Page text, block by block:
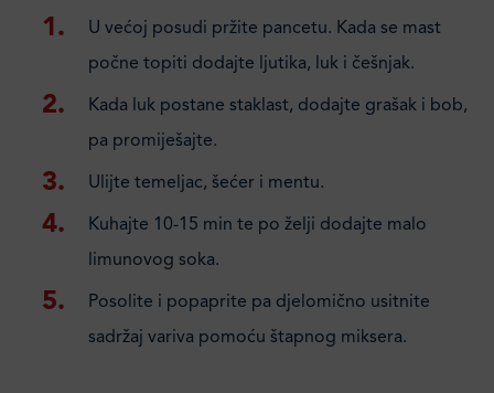
U većoj posudi pržite pancetu. Kada se mast
počne topiti dodajte ljutika, luk i češnjak.
Kada luk postane staklast, dodajte grašak i bob,
pa promiješajte.
Ulijte temeljac, šećer i mentu.
Kuhajte 10-15 min te po želji dodajte malo
limunovog soka.
Posolite i popaprite pa djelomično usitnite
sadržaj variva pomoću štapnog miksera.